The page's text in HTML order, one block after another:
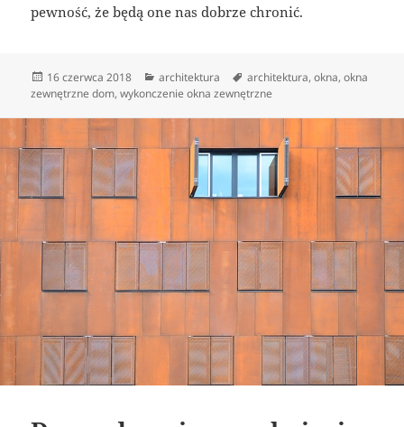
pewność, że będą one nas dobrze chronić.
Data
publikacji
16 czerwca 2018 Kategorie
architektura Tagi
architektura,okna,okna
zewnętrzne dom,wykonczenie okna zewnętrzne